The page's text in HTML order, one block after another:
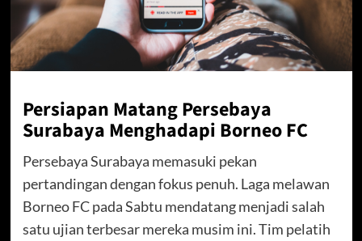
Persiapan Matang Persebaya
Surabaya Menghadapi Borneo FC
Persebaya Surabaya memasuki pekan
pertandingan dengan fokus penuh. Laga melawan
Borneo FC pada Sabtu mendatang menjadi salah
satu ujian terbesar mereka musim ini. Tim pelatih